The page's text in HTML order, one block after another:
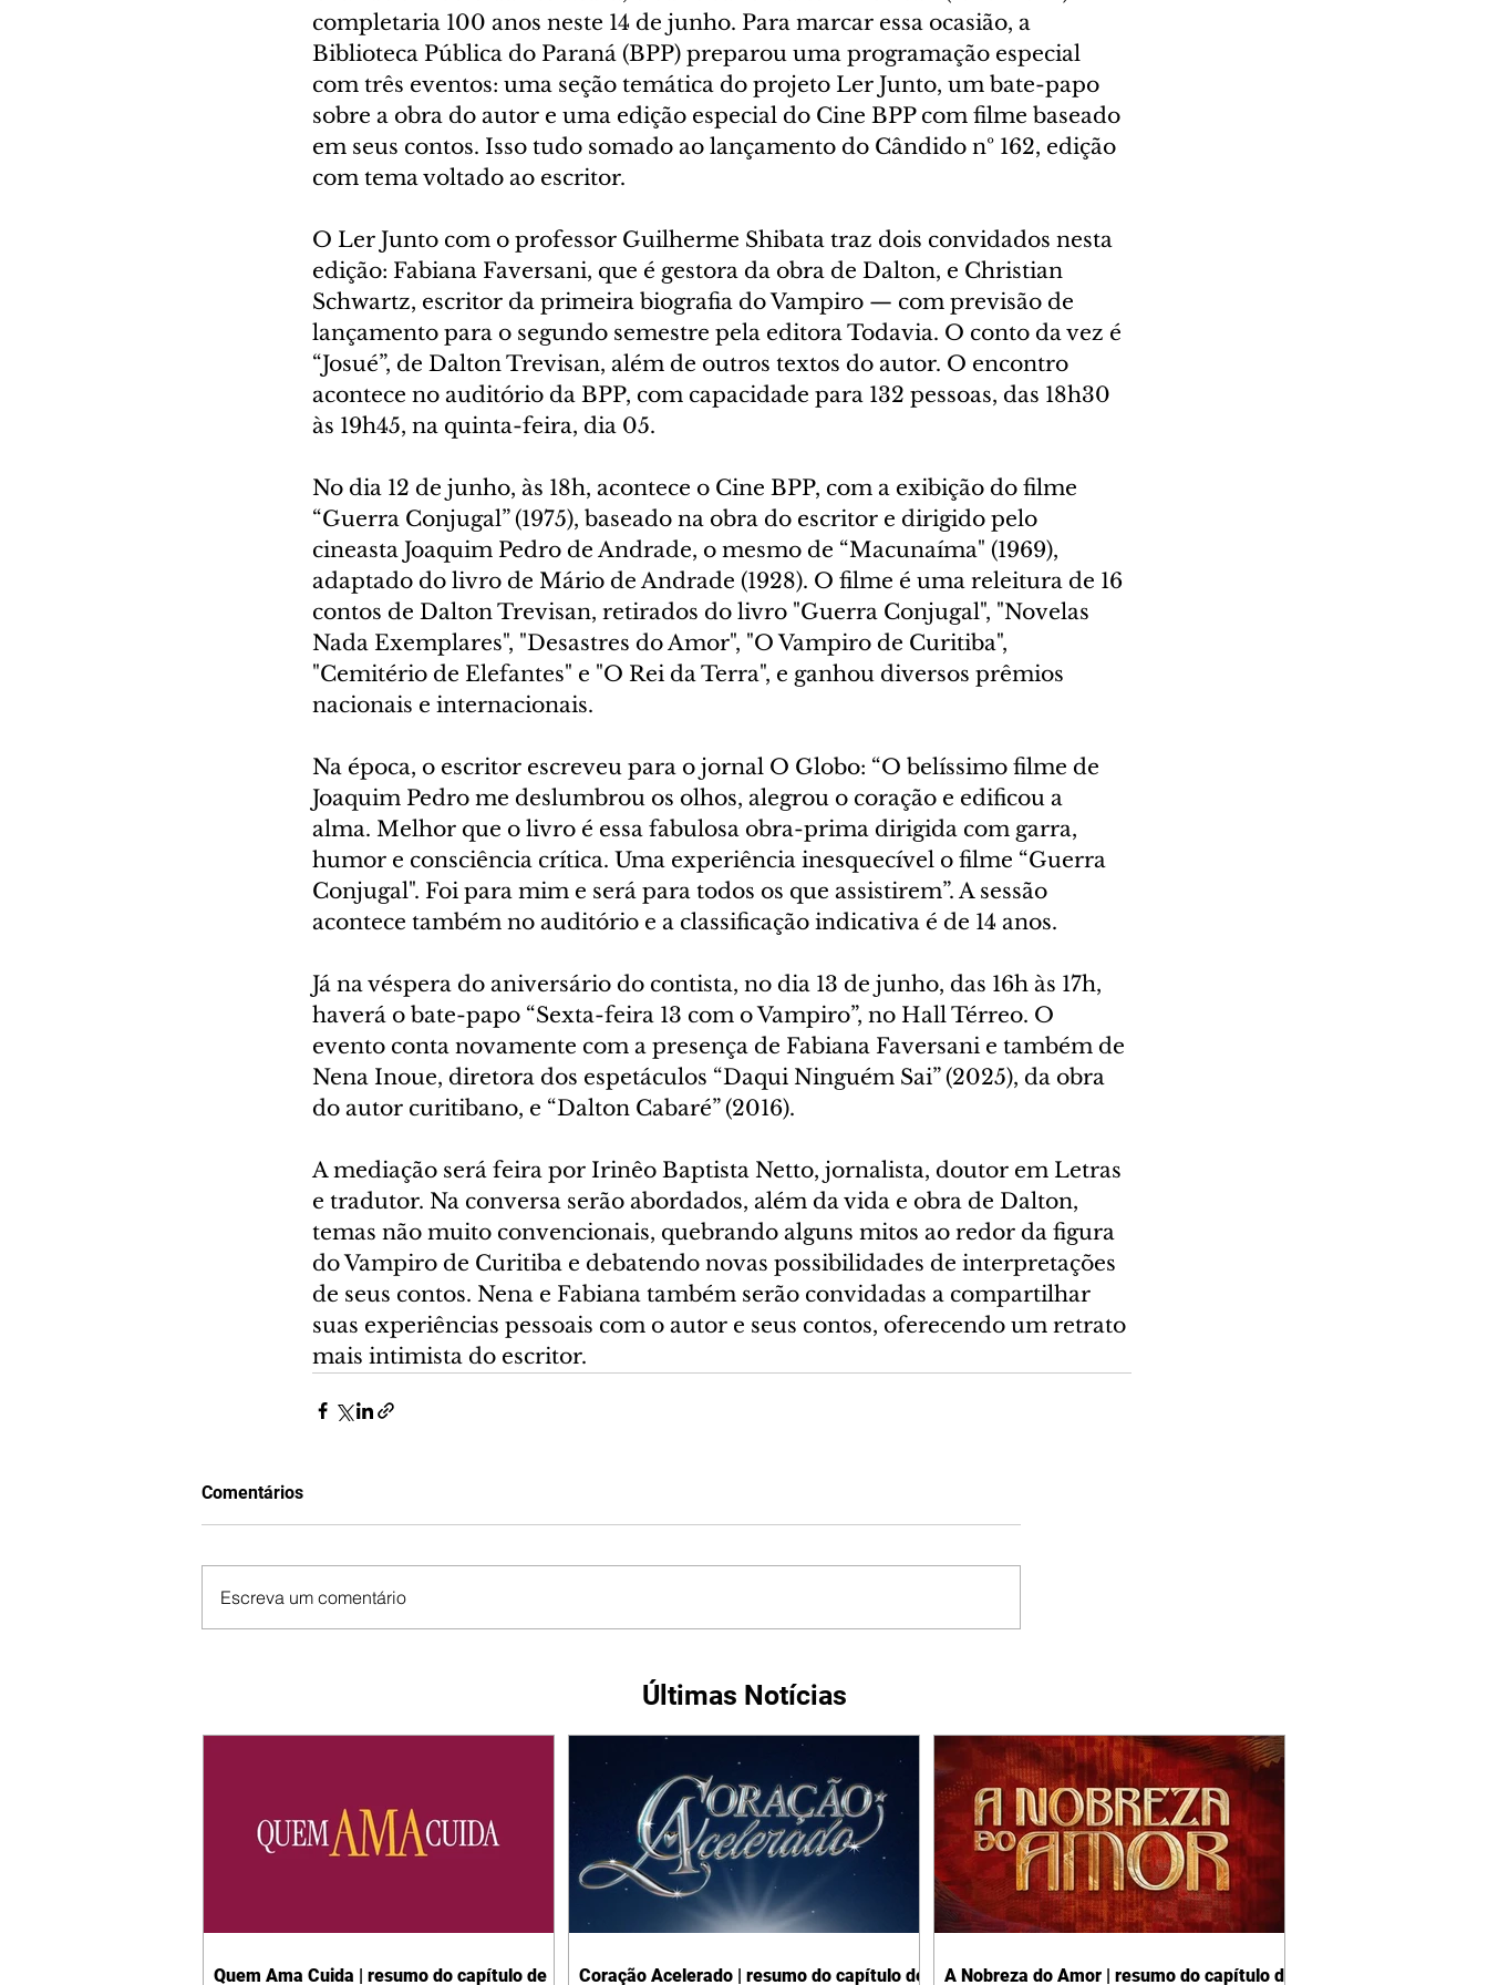
completaria 100 anos neste 14 de junho. Para marcar essa ocasião, a
Biblioteca Pública do Paraná (BPP) preparou uma programação especial
com três eventos: uma seção temática do projeto Ler Junto, um bate-papo
sobre a obra do autor e uma edição especial do Cine BPP com filme baseado
em seus contos. Isso tudo somado ao lançamento do Cândido nº 162, edição
com tema voltado ao escritor.
O Ler Junto com o professor Guilherme Shibata traz dois convidados nesta
edição: Fabiana Faversani, que é gestora da obra de Dalton, e Christian
Schwartz, escritor da primeira biografia do Vampiro — com previsão de
lançamento para o segundo semestre pela editora Todavia. O conto da vez é
“Josué”, de Dalton Trevisan, além de outros textos do autor. O encontro
acontece no auditório da BPP, com capacidade para 132 pessoas, das 18h30
às 19h45, na quinta-feira, dia 05.
No dia 12 de junho, às 18h, acontece o Cine BPP, com a exibição do filme
“Guerra Conjugal” (1975), baseado na obra do escritor e dirigido pelo
cineasta Joaquim Pedro de Andrade, o mesmo de “Macunaíma" (1969),
adaptado do livro de Mário de Andrade (1928). O filme é uma releitura de 16
contos de Dalton Trevisan, retirados do livro "Guerra Conjugal", "Novelas
Nada Exemplares", "Desastres do Amor", "O Vampiro de Curitiba",
"Cemitério de Elefantes" e "O Rei da Terra", e ganhou diversos prêmios
nacionais e internacionais.
Na época, o escritor escreveu para o jornal O Globo: “O belíssimo filme de
Joaquim Pedro me deslumbrou os olhos, alegrou o coração e edificou a
alma. Melhor que o livro é essa fabulosa obra-prima dirigida com garra,
humor e consciência crítica. Uma experiência inesquecível o filme “Guerra
Conjugal". Foi para mim e será para todos os que assistirem”. A sessão
acontece também no auditório e a classificação indicativa é de 14 anos.
Já na véspera do aniversário do contista, no dia 13 de junho, das 16h às 17h,
haverá o bate-papo “Sexta-feira 13 com o Vampiro”, no Hall Térreo. O
evento conta novamente com a presença de Fabiana Faversani e também de
Nena Inoue, diretora dos espetáculos “Daqui Ninguém Sai” (2025), da obra
do autor curitibano, e “Dalton Cabaré” (2016).
A mediação será feira por Irinêo Baptista Netto, jornalista, doutor em Letras
e tradutor. Na conversa serão abordados, além da vida e obra de Dalton,
temas não muito convencionais, quebrando alguns mitos ao redor da figura
do Vampiro de Curitiba e debatendo novas possibilidades de interpretações
de seus contos. Nena e Fabiana também serão convidadas a compartilhar
suas experiências pessoais com o autor e seus contos, oferecendo um retrato
mais intimista do escritor.
Comentários
Escreva um comentário
Últimas Notícias
Quem Ama Cuida | resumo do capítulo de
Coração Acelerado | resumo do capítulo de
A Nobreza do Amor | resumo do capítulo de